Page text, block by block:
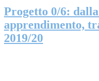
Progetto 0/6:
apprendimento,
2019/20